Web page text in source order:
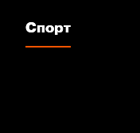
Спорт
Спорт